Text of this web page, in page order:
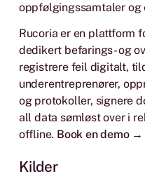
oppfølgingssamtaler
Rucoria er en plattform
dedikert befarings- og
registrere feil digitalt,
underentreprenører,
og protokoller, signere
all data sømløst over i
offline. Book en demo →
Kilder